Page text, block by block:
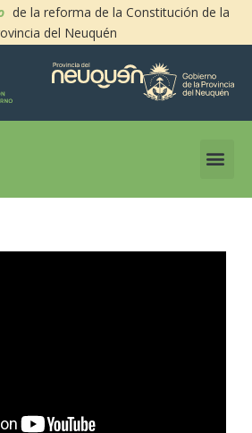
de la reforma de la Constitución de la
del Neuquén